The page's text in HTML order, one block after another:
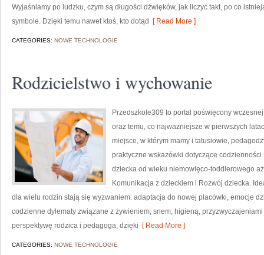
Wyjaśniamy po ludzku, czym są długości dźwięków, jak liczyć takt, po co
symbole. Dzięki temu nawet ktoś, kto dotąd
[ Read More ]
CATEGORIES: NOWE TECHNOLOGIE
Rodzicielstwo i wychowanie
Przedszkole309 to portal poświęcony
oraz temu, co najważniejsze w pierwszych
miejsce, w którym mamy i tatusiowie,
praktyczne wskazówki dotyczące
dziecka od wieku niemowlęco-toddlerowego
Komunikacja z dzieckiem i Rozwój dziecka.
dla wielu rodzin stają się wyzwaniem: adaptacja do nowej placówki, emocje
codzienne dylematy związane z żywieniem, snem, higieną,
perspektywę rodzica i pedagoga, dzięki [ Read More ]
CATEGORIES: NOWE TECHNOLOGIE